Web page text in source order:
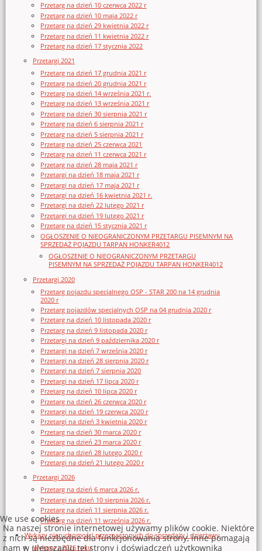
Przetarg na dzień 10 czerwca 2022 r
Przetarg na dzień 10 maja 2022 r
Przetarg na dzień 29 kwietnia 2022 r
Przetarg na dzień 11 kwietnia 2022 r
Przetarg na dzień 17 stycznia 2022
Przetargi 2021
Przetarg na dzień 17 grudnia 2021 r
Przetarg na dzień 20 grudnia 2021 r
Przetarg na dzień 14 września 2021 r.
Przetarg na dzień 13 września 2021 r
Przetarg na dzień 30 sierpnia 2021 r
Przetarg na dzień 6 sierpnia 2021 r
Przetarg na dzień 5 sierpnia 2021 r
Przetarg na dzień 25 czerwca 2021
Przetarg na dzień 11 czerwca 2021 r
Przetarg na dzień 28 maja 2021 r
Przetargi na dzień 18 maja 2021 r
Przetargi na dzień 17 maja 2021 r
Przetargi na dzień 16 kwietnia 2021 r.
Przetargi na dzień 22 lutego 2021 r
Przetargi na dzień 19 lutego 2021 r
Przetarg na dzień 15 stycznia 2021 r
OGŁOSZENIE O NIEOGRANICZONYM PRZETARGU PISEMNYM NA
SPRZEDAŻ POJAZDU TARPAN HONKER4012
OGŁOSZENIE O NIEOGRANICZONYM PRZETARGU
PISEMNYM NA SPRZEDAŻ POJAZDU TARPAN HONKER4012
Przetargi 2020
Przetarg pojazdu specjalnego OSP - STAR 200 na 14 grudnia
2020 r
Przetarg pojazdów specjalnych OSP na 04 grudnia 2020 r
Przetarg na dzień 10 listopada 2020 r
Przetarg na dzień 9 listopada 2020 r
Przetargi na dzień 9 października 2020 r
Przetargi na dzień 7 września 2020 r
Przetargi na dzień 28 sierpnia 2020 r
Przetargi na dzień 7 sierpnia 2020
Przetargi na dzień 17 lipca 2020 r
Przetarg na dzień 10 lipca 2020 r
Przetarg na dzień 26 czerwca 2020 r
Przetargi na dzień 19 czerwca 2020 r
Przetargi na dzień 3 kwietnia 2020 r
Przetarg na dzień 30 marca 2020 r
Przetarg na dzień 23 marca 2020 r
Przetarg na dzień 28 lutego 2020 r
Przetargi na dzień 21 lutego 2020 r
Przetargi 2026
Przetarg na dzień 6 marca 2026 r.
Przetargi na dzień 10 sierpnia 2026 r.
Przetarg na dzień 11 sierpnia 2026 r.
Przetarg na dzień 11 września 2026 r.
Wykazy nieruchomości przeznaczonych do sprzedaży i dzierżawy
Wykazy z 2026 roku
We use cookies
Na naszej stronie internetowej używamy plików cookie. Niektóre
z nich są niezbędne dla funkcjonowania strony, inne pomagają
nam w ulepszaniu tej strony i doświadczeń użytkownika